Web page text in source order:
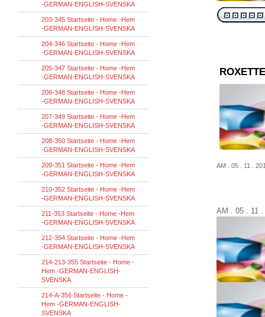
AM . 05 . 11 .
AM . 05 . 11 .
-GERMAN-ENGLISH-SVENSKA
203-345 Startseite - Home -Hem
-GERMAN-ENGLISH-SVENSKA
204-346 Startseite - Home -Hem
-GERMAN-ENGLISH-SVENSKA
205-347 Startseite - Home -Hem
-GERMAN-ENGLISH-SVENSKA
206-348 Startseite - Home -Hem
-GERMAN-ENGLISH-SVENSKA
207-349 Startseite - Home -Hem
-GERMAN-ENGLISH-SVENSKA
208-350 Startseite - Home -Hem
-GERMAN-ENGLISH-SVENSKA
209-351 Startseite - Home -Hem
-GERMAN-ENGLISH-SVENSKA
210-352 Startseite - Home -Hem
-GERMAN-ENGLISH-SVENSKA
211-353 Startseite - Home -Hem
-GERMAN-ENGLISH-SVENSKA
212-354 Startseite - Home -Hem
-GERMAN-ENGLISH-SVENSKA
214-213-355 Startseite - Home -
Hem -GERMAN-ENGLISH-
SVENSKA
214-A-356 Startseite - Home -
Hem -GERMAN-ENGLISH-
SVENSKA